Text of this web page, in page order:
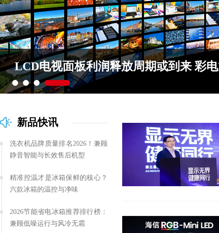
LCD电视面板利润释放周期或到来 彩
新品快讯
洗衣机品牌质量排名2026！兼顾
静音智能与长效售后机型
精准控温才是冰箱保鲜的核心？
六款冰箱的温控与净味
2026节能省电冰箱推荐排行榜：
兼顾低噪运行与风冷无霜